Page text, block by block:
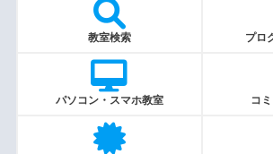
教室検索 プロ
パソコン・スマホ教室 コ